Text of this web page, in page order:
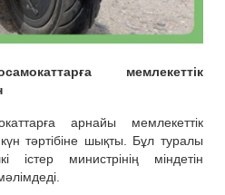
мемлекеттік
арнайы мемлекеттік
тәртібіне шықты. Бұл туралы
істер министрінің міндетін